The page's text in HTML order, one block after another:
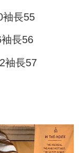
yang dinyatakan
pesanan
gagal pada
sistem
anda boleh
atau perbankan
tolak aplikasi
Aplikasi AFTEE
tempoh pembayaran
anda boleh
(cth.: produk
masa yang lebih
pesanan
袖長55
長56
袖長57